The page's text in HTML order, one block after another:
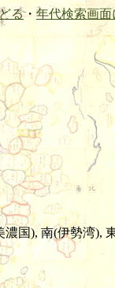
る・ 年代検索画面
国), 南(伊勢湾),